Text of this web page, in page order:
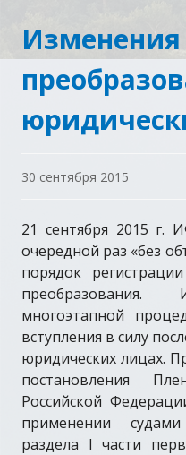
30 сентября 2015
21 сентября 2015
очередной раз «без
порядок
многоэтапной
вступления в силу
юридических лицах.
постановления
Российской
применении
раздела I части